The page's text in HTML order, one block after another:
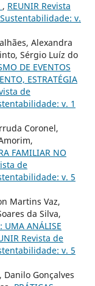
, REUNIR Revista
v.
Alexandra
Sérgio Luíz do
DE EVENTOS
ESTRATÉGIA
de
v. 1
Coronel,
FAMILIAR NO
de
v. 5
Martins Vaz,
da Silva,
UMA ANÁLISE
Revista de
v. 5
Gonçalves